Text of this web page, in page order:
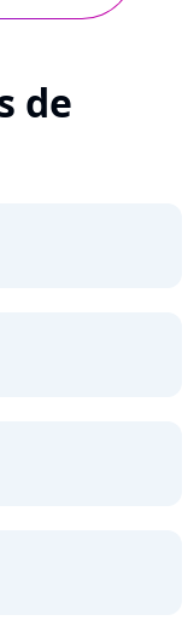
de